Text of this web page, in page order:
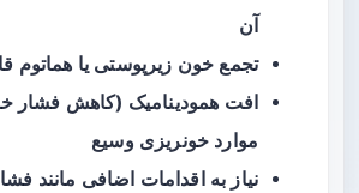
آن
تجمع خون زیرپوستی یا هماتوم
افت همودینامیک (کاهش فشار
موارد خونریزی وسیع
نیاز به اقدامات اضافی مانند